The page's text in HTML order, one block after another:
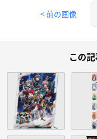
< 前の画像
この